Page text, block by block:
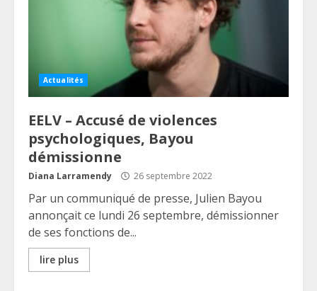
Actualités
EELV – Accusé de violences
psychologiques, Bayou
démissionne
Diana Larramendy 26 septembre 2022
Par un communiqué de presse, Julien Bayou
annonçait ce lundi 26 septembre, démissionner
de ses fonctions de...
lire plus